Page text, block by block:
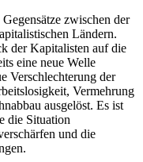
zwischen der
Ländern.
der Kapitalisten auf die
eine neue Welle
Verschlechterung der
Vermehrung
ausgelöst. Es ist
die Situation
und die